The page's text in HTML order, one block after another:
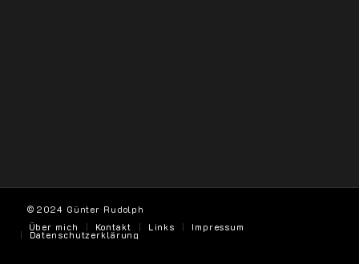
© 2024 Günter Rudolph
Über mich
Kontakt Links Impressum
Datenschutzerklärung